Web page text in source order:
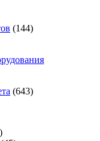
(144)
(643)